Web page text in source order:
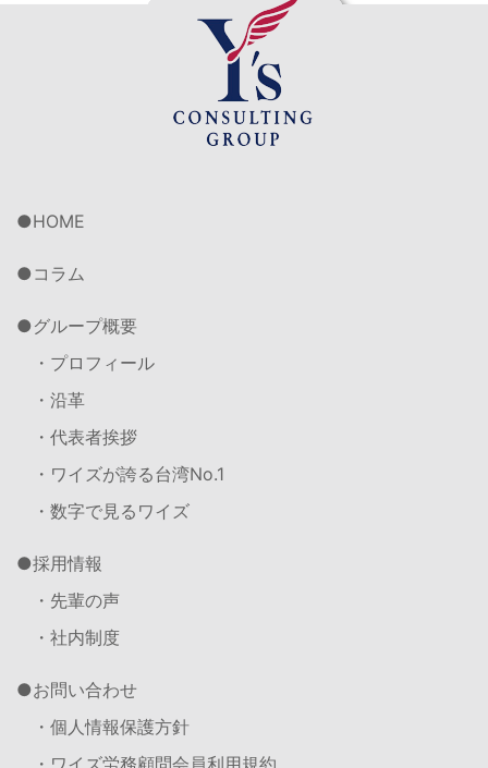
HOME
コラム
グループ概要
・プロフィール
・沿革
・代表者挨拶
・ワイズが誇る台湾No.1
・数字で見るワイズ
採用情報
・先輩の声
・社内制度
お問い合わせ
・個人情報保護方針